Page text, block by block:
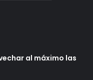
al máximo las